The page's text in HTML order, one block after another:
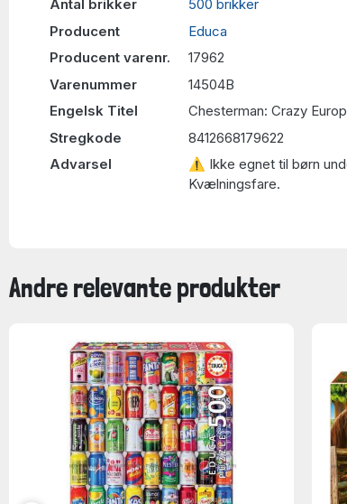
Antal brikker
500 brikker
Producent
Educa
Producent varenr.
17962
Varenummer
14504B
Engelsk Titel
Chesterman: Crazy
Stregkode
8412668179622
Advarsel
⚠ Ikke egnet til børn
Kvælningsfare.
Andre relevante produkter